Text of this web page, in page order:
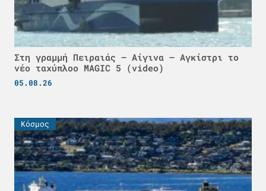
Στη γραμμή Πειραιάς – Αίγινα – Αγκίστρι το
νέο ταχύπλοο MAGIC 5 (video)
05.08.26
Κόσμος